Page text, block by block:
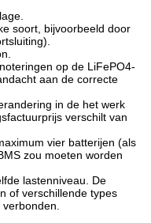
soort, bijvoorbeeld door
op de LiFePO4-
aan de correcte
in de het werk
verschilt van
vier batterijen (als
zou moeten worden
lastenniveau. De
of verschillende types